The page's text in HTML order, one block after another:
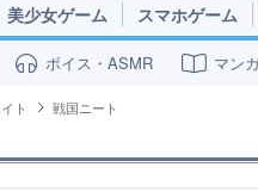
美少女ゲーム スマホゲーム
ボイス・ASMR マン
ト 戦国ニート